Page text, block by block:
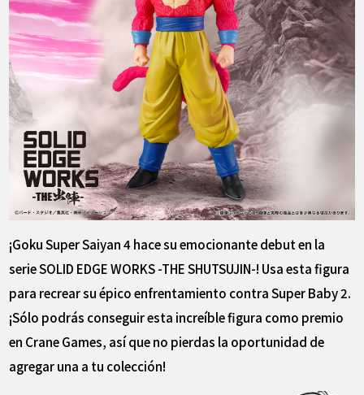
¡Goku Super Saiyan 4 hace su emocionante debut en la
serie SOLID EDGE WORKS -THE SHUTSUJIN-! Usa esta figura
para recrear su épico enfrentamiento contra Super Baby 2.
¡Sólo podrás conseguir esta increíble figura como premio
en Crane Games, así que no pierdas la oportunidad de
agregar una a tu colección!